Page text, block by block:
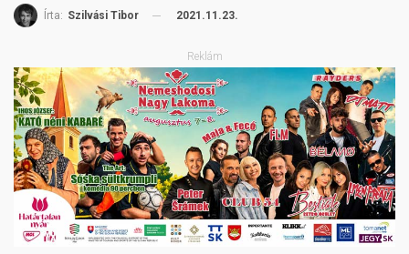
Írta: Szilvási Tibor 2021.11.23.
Reklám